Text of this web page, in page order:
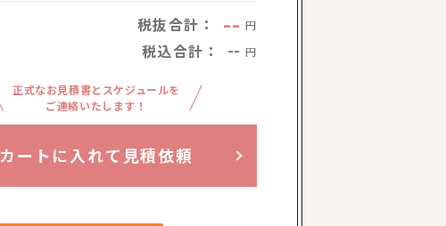
税抜合計： -- 円
税込合計： -- 円
正式なお見積書とスケジュールを
ご連絡いたします！
カートに入れて見積依頼